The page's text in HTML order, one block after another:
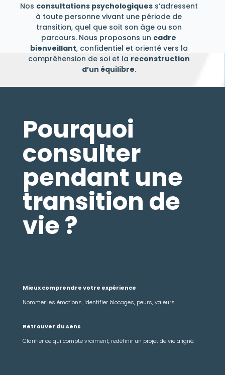
Nos consultations psychologiquess’adressent
à toute personne vivant une période de
transition, quel que soit son âge ou son
parcours. Nous proposons un cadre
bienveillant, confidentiel et orienté vers la
compréhension de soi et la reconstruction
d’un équilibre.
Pourquoi
consulter
pendant une
transition de
vie ?
Mieux comprendre votre expérience
Nommer les émotions, identifier blocages, peurs, valeurs.
Retrouver du sens
Clarifier ce qui compte vraiment, redéfinir un projet de vie aligné.